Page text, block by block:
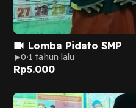
Lomba Pidato SMP
0 1 tahun lalu
Rp5.000